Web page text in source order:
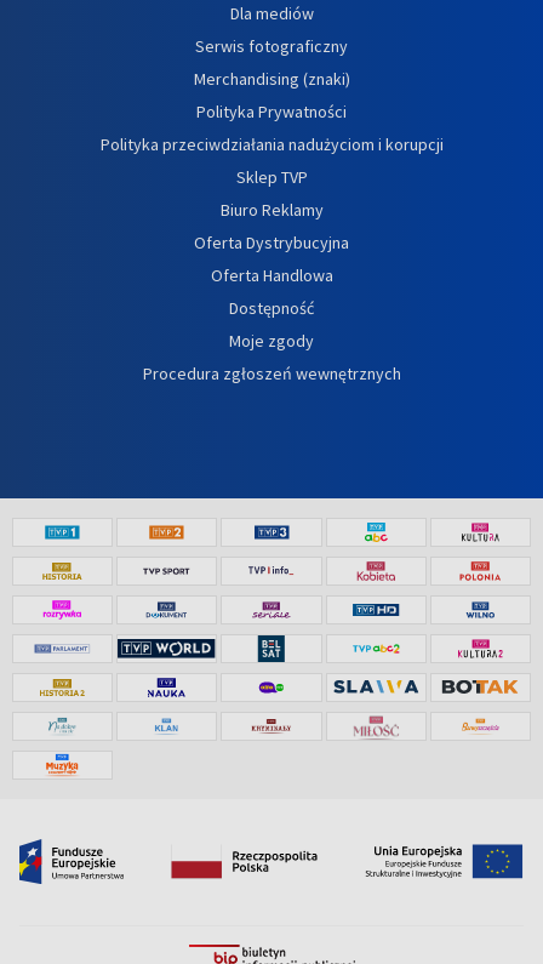
Dla mediów
Serwis fotograficzny
Merchandising (znaki)
Polityka Prywatności
Polityka przeciwdziałania nadużyciom i korupcji
Sklep TVP
Biuro Reklamy
Oferta Dystrybucyjna
Oferta Handlowa
Dostępność
Moje zgody
Procedura zgłoszeń wewnętrznych